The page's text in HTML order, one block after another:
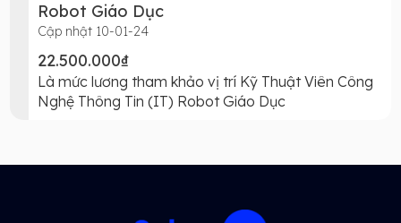
Robot Giáo Dục
Cập nhật 10-01-24
22.500.000₫
Là mức lương tham khảo vị trí Kỹ Thuật Viên Công
Nghệ Thông Tin (IT) Robot Giáo Dục